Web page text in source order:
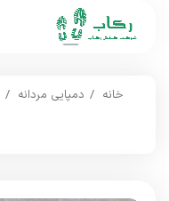
خانه دمپایی مردانه